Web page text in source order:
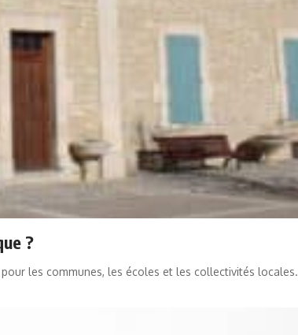
?
les communes, les écoles et les collectivités locales.